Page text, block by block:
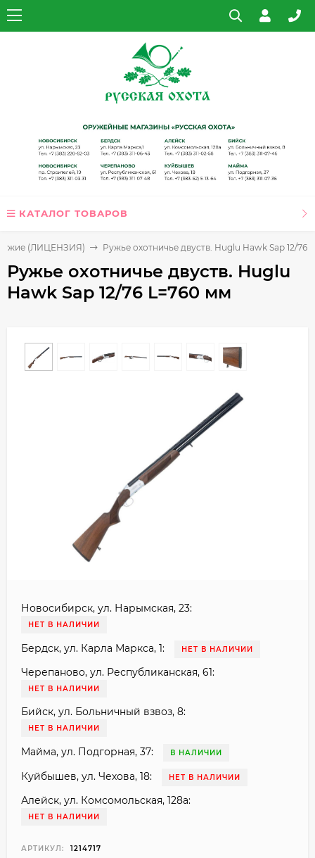
КАТАЛОГ ТОВАРОВ
(ЛИЦЕНЗИЯ) Ружье охотничье двуств. Huglu Hawk Sap 12/76
Ружье охотничье двуств. Huglu
Hawk Sap 12/76 L=760 мм
Новосибирск, ул. Нарымская, 23:
НЕТ В НАЛИЧИИ
Бердск, ул. Карла Маркса, 1: НЕТ В НАЛИЧИИ
Черепаново, ул. Республиканская, 61:
НЕТ В НАЛИЧИИ
Бийск, ул. Больничный взвоз, 8:
НЕТ В НАЛИЧИИ
Майма, ул. Подгорная, 37: В НАЛИЧИИ
Куйбышев, ул. Чехова, 18: НЕТ В НАЛИЧИИ
Алейск, ул. Комсомольская, 128а:
НЕТ В НАЛИЧИИ
АРТИКУЛ: 1214717